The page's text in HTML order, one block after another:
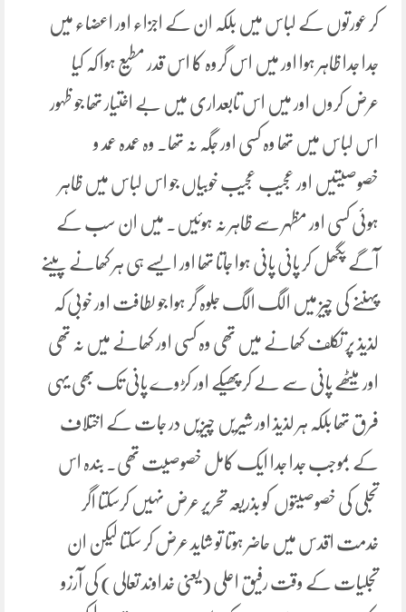
کر عورتوں کے لباس میں بلکہ ان کے اجزاء اور اعضاء میں
جدا جدا ظاہر ہوا اور میں اس گروہ کا اس قدر مطیع ہوا کہ کیا
عرض کروں اور میں اس تابعداری میں بے اختیار تھا جو ظہور
اس لباس میں تھا وہ کسی اور جگہ نہ تھا۔ وہ عمدہ عمد و
خصوصیتیں اور عجیب عجیب خوبیاں جو اس لباس میں ظاہر
ہوئی کسی اور مظہر سے ظاہر نہ ہوئیں۔ میں ان سب کے
آگے پگھل کر پانی پانی ہوا جاتا تھا اور ایسے ہی ہر کھانے پینے
پہننے کی چیز میں الگ الگ جلوہ گر ہوا جو لطافت اور خوبی کہ
لذیذ پر تکلف کھانے میں تھی وہ کسی اور کھانے میں نہ تھی
اور میٹھے پانی سے لے کر پھیکے اور کڑوے پانی تک بھی یہی
فرق تھا بلکہ ہر لذیذ اور شیریں چیزیں در جات کے اختلاف
کے بموجب جدا جدا ایک کامل خصوصیت تھی۔ بندہ اس
تجلی کی خصوصیتوں کو بذریعہ تحریر عرض نہیں کرسکتا اگر
خدمت اقدس میں حاضر ہوتا تو شاید عرض کر سکتا لیکن ان
تجلیات کے وقت رفیق اعلی (یعنی خداوند تعالی) کی آرزو